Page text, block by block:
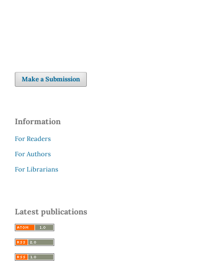
Make a Submission
Information
For Readers
For Authors
For Librarians
Latest publications